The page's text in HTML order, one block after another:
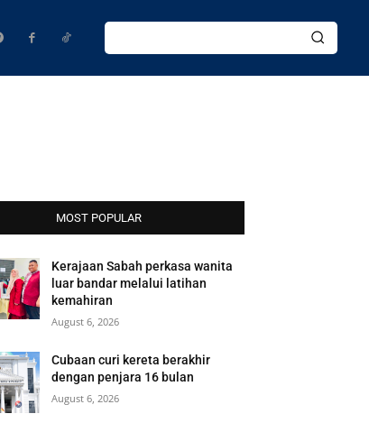
MOST POPULAR
Kerajaan Sabah perkasa wanita
luar bandar melalui latihan
kemahiran
August 6, 2026
Cubaan curi kereta berakhir
dengan penjara 16 bulan
August 6, 2026